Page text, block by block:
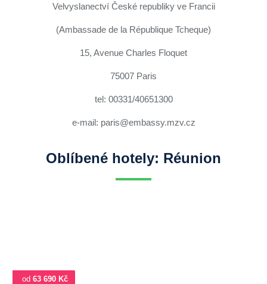
Velvyslanectví České republiky ve Francii
(Ambassade de la République Tcheque)
15, Avenue Charles Floquet
75007 Paris
tel: 00331/40651300
e-mail: paris@embassy.mzv.cz
Oblíbené hotely: Réunion
od 63 690 Kč